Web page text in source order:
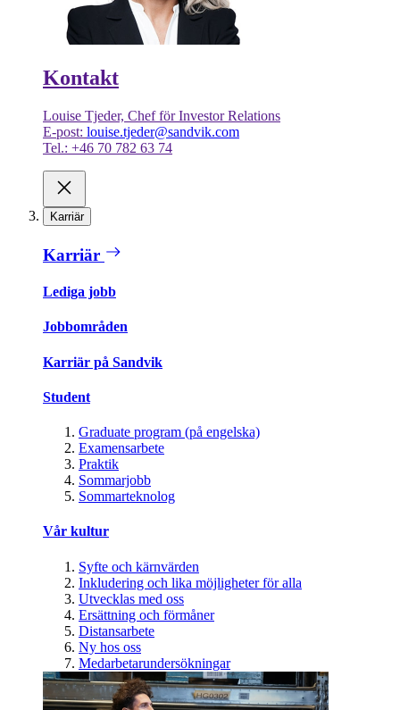
Kontakt
Louise Tjeder, Chef för Investor Relations
E-post: louise.tjeder@sandvik.com
Tel.: +46 70 782 63 74
Karriär
Karriär
Lediga jobb
Jobbområden
Karriär på Sandvik
Student
Graduate program (på engelska)
Examensarbete
Praktik
Sommarjobb
Sommarteknolog
Vår kultur
Syfte och kärnvärden
Inkludering och lika möjligheter för alla
Utvecklas med oss
Ersättning och förmåner
Distansarbete
Ny hos oss
Medarbetarundersökningar